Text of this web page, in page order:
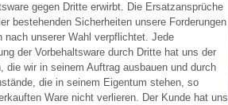
gegen Dritte erwirbt. Die Ersatzansprüche
bestehenden Sicherheiten unsere Forderungen
nach unserer Wahl verpflichtet. Jede
der Vorbehaltsware durch Dritte hat uns der
wir in seinem Auftrag ausbauen und durch
die in seinem Eigentum stehen, so
Ware nicht verlieren. Der Kunde hat uns